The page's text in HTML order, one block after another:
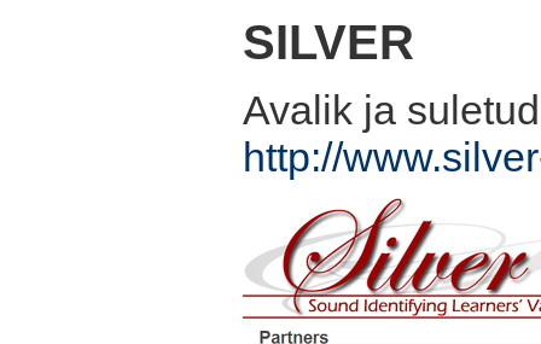
SILVER
Avalik ja
http://